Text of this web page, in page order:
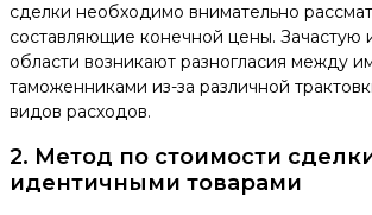
сделки необходимо внимательно
составляющие конечной цены. Зачастую
области возникают разногласия между
таможенниками из-за различной
видов расходов.
2. Метод по стоимости
идентичными товарами